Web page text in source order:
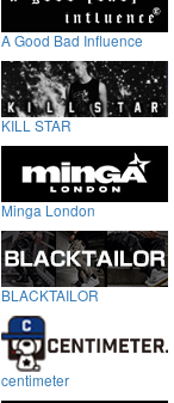
A Good Bad Influence
KILL STAR
Minga London
BLACKTAILOR
centimeter